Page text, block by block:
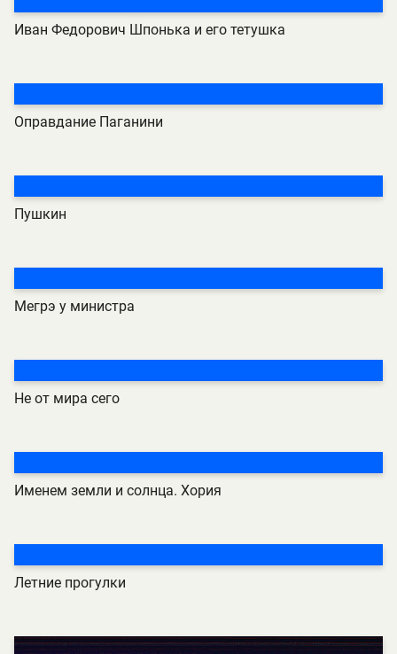
Иван Федорович Шпонька и его тетушка
Оправдание Паганини
Пушкин
Мегрэ у министра
Не от мира сего
Именем земли и солнца. Хория
Летние прогулки